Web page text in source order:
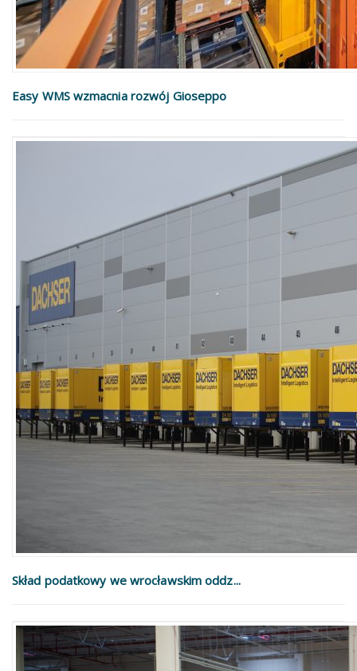
Easy WMS wzmacnia rozwój Gioseppo
Skład podatkowy we wrocławskim oddz...